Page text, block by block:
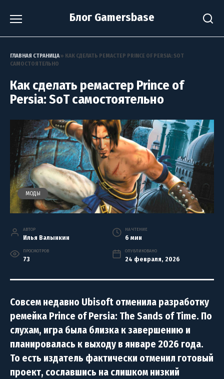
Блог Gamersbase
ГЛАВНАЯ СТРАНИЦА» КАК СДЕЛАТЬ РЕМАСТЕР PRINCE OF PERSIA: SOT
САМОСТОЯТЕЛЬНО
Как сделать ремастер Prince of
Persia: SoT самостоятельно
МОДЫ
АВТОР
Илья Валынкин
НА ЧТЕНИЕ
6 мин
ПРОСМОТРОВ
73
ОПУБЛИКОВАНО
24 февраля, 2026
Совсем недавно Ubisoft отменила разработку
ремейка Prince of Persia: The Sands of Time. По
слухам, игра была близка к завершению и
планировалась к выходу в январе 2026 года.
То есть издатель фактически отменил готовый
проект, сославшись на слишком низкий